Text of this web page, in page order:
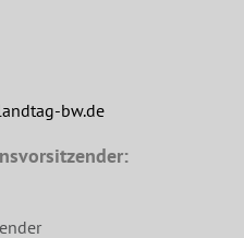
bw.de